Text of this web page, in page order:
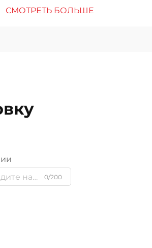
height: normal; } h3 { margin-top:
СМОТРЕТЬ БОЛЬШЕ
0/200